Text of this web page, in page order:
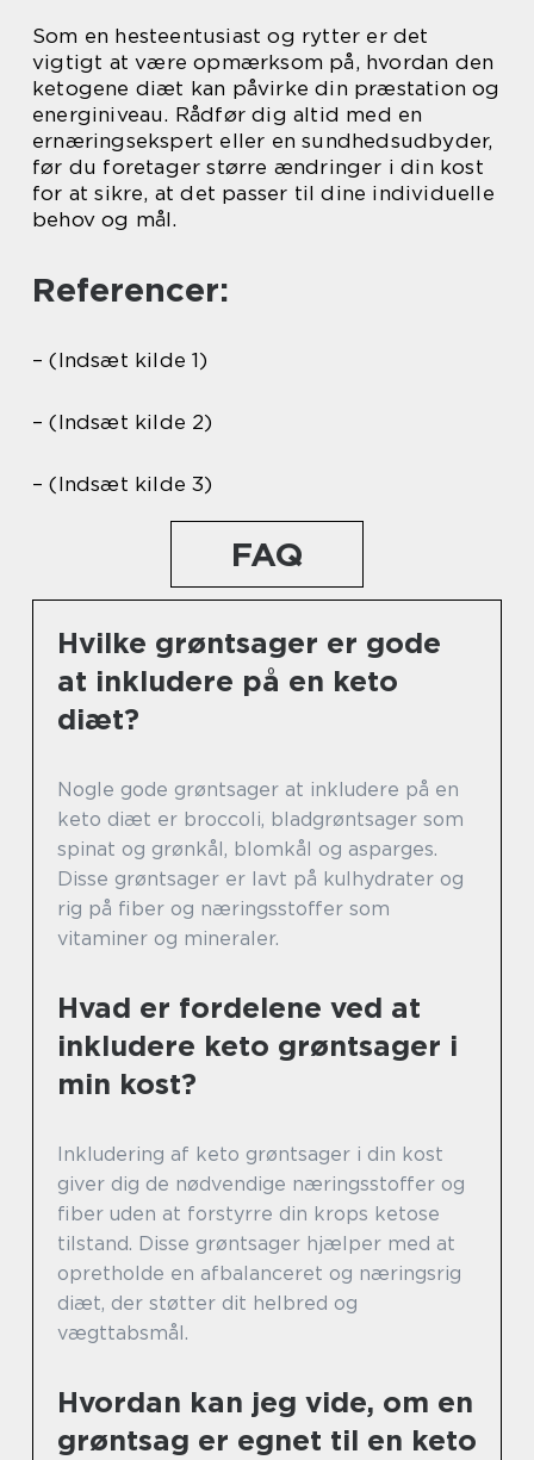
Som en hesteentusiast og rytter er det
vigtigt at være opmærksom på, hvordan den
ketogene diæt kan påvirke din præstation og
energiniveau. Rådfør dig altid med en
ernæringsekspert eller en sundhedsudbyder,
før du foretager større ændringer i din kost
for at sikre, at det passer til dine individuelle
behov og mål.
Referencer:
– (Indsæt kilde 1)
– (Indsæt kilde 2)
– (Indsæt kilde 3)
FAQ
Hvilke grøntsager er gode
at inkludere på en keto
diæt?
Nogle gode grøntsager at inkludere på en
keto diæt er broccoli, bladgrøntsager som
spinat og grønkål, blomkål og asparges.
Disse grøntsager er lavt på kulhydrater og
rig på fiber og næringsstoffer som
vitaminer og mineraler.
Hvad er fordelene ved at
inkludere keto grøntsager i
min kost?
Inkludering af keto grøntsager i din kost
giver dig de nødvendige næringsstoffer og
fiber uden at forstyrre din krops ketose
tilstand. Disse grøntsager hjælper med at
opretholde en afbalanceret og næringsrig
diæt, der støtter dit helbred og
vægttabsmål.
Hvordan kan jeg vide, om en
grøntsag er egnet til en keto